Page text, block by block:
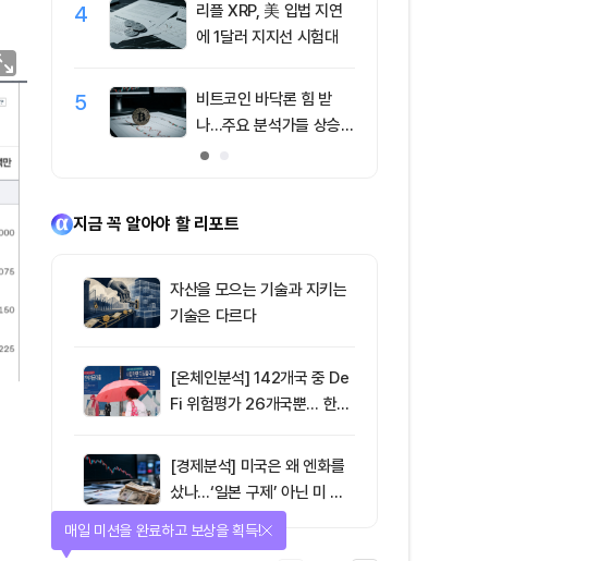
4
리플 XRP, 美 입법 지연
에 1달러 지지선 시험대
5
비트코인 바닥론 힘 받
나…주요 분석가들 상승
신호 주목
지금 꼭 알아야 할 리포트
자산을 모으는 기술과 지키는
기술은 다르다
[온체인분석] 142개국 중 De
Fi 위험평가 26개국뿐… 한국
[경제분석] 미국은 왜 엔화를
샀나…‘일본 구제’ 아닌 미 국
채·아시아 통화 방어전
매일 미션을 완료하고 보상을 획득!